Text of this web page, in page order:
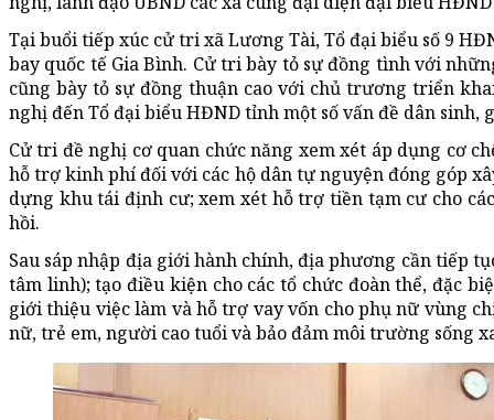
Tại buổi tiếp xúc cử tri xã Lương Tài, Tổ đại biểu số 9
bay quốc tế Gia Bình. Cử tri bày tỏ sự đồng tình với
cũng bày tỏ sự đồng thuận cao với chủ trương triển
nghị đến Tổ đại biểu HĐND tỉnh một số vấn đề dân sinh,
Cử tri đề nghị cơ quan chức năng xem xét áp dụng cơ
hỗ trợ kinh phí đối với các hộ dân tự nguyện đóng góp
dựng khu tái định cư; xem xét hỗ trợ tiền tạm cư cho
hồi.
Sau sáp nhập địa giới hành chính, địa phương cần tiếp
tâm linh); tạo điều kiện cho các tổ chức đoàn thể, đặc
giới thiệu việc làm và hỗ trợ vay vốn cho phụ nữ vùng
nữ, trẻ em, người cao tuổi và bảo đảm môi trường sống